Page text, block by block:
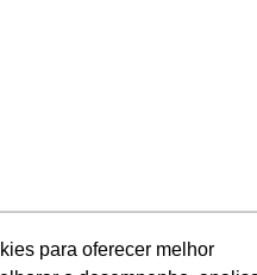
para oferecer melhor